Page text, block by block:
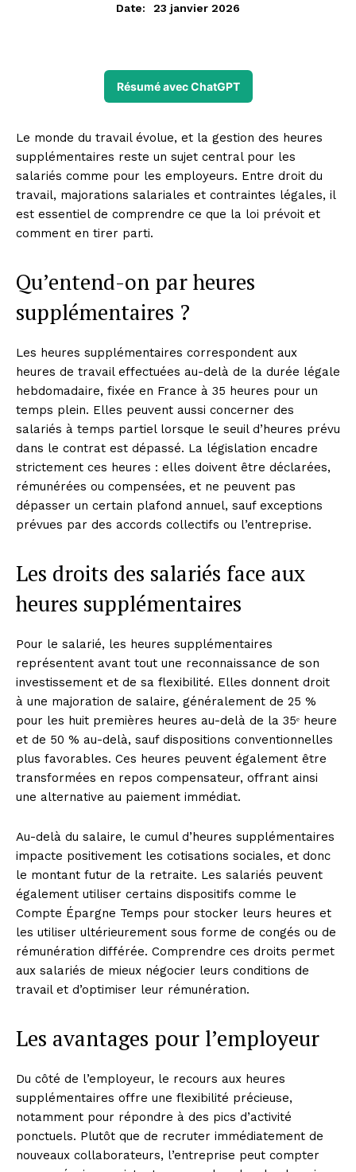
Date:
23 janvier 2026
Résumé avec ChatGPT
Le monde du travail évolue, et la gestion des heures
supplémentaires reste un sujet central pour les
salariés comme pour les employeurs. Entre droit du
travail, majorations salariales et contraintes légales, il
est essentiel de comprendre ce que la loi prévoit et
comment en tirer parti.
Qu’entend-on par heures
supplémentaires ?
Les heures supplémentaires correspondent aux
heures de travail effectuées au-delà de la durée légale
hebdomadaire, fixée en France à 35 heures pour un
temps plein. Elles peuvent aussi concerner des
salariés à temps partiel lorsque le seuil d’heures prévu
dans le contrat est dépassé. La législation encadre
strictement ces heures : elles doivent être déclarées,
rémunérées ou compensées, et ne peuvent pas
dépasser un certain plafond annuel, sauf exceptions
prévues par des accords collectifs ou l’entreprise.
Les droits des salariés face aux
heures supplémentaires
Pour le salarié, les heures supplémentaires
représentent avant tout une reconnaissance de son
investissement et de sa flexibilité. Elles donnent droit
à une majoration de salaire, généralement de 25 %
pour les huit premières heures au-delà de la 35ᵉ heure
et de 50 % au-delà, sauf dispositions conventionnelles
plus favorables. Ces heures peuvent également être
transformées en repos compensateur, offrant ainsi
une alternative au paiement immédiat.
Au-delà du salaire, le cumul d’heures supplémentaires
impacte positivement les cotisations sociales, et donc
le montant futur de la retraite. Les salariés peuvent
également utiliser certains dispositifs comme le
Compte Épargne Temps pour stocker leurs heures et
les utiliser ultérieurement sous forme de congés ou de
rémunération différée. Comprendre ces droits permet
aux salariés de mieux négocier leurs conditions de
travail et d’optimiser leur rémunération.
Les avantages pour l’employeur
Du côté de l’employeur, le recours aux heures
supplémentaires offre une flexibilité précieuse,
notamment pour répondre à des pics d’activité
ponctuels. Plutôt que de recruter immédiatement de
nouveaux collaborateurs, l’entreprise peut compter